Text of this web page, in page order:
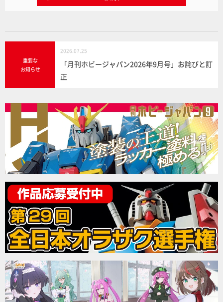
重要な
お知らせ
2026.07.25
「月刊ホビージャパン2026年9月号」お詫びと訂
正